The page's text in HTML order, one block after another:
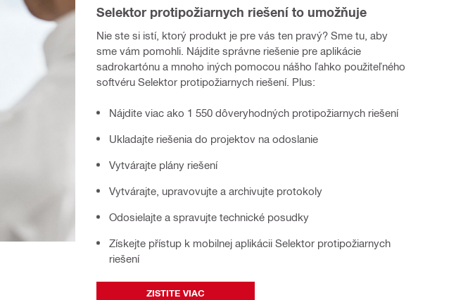
Selektor protipožiarnych riešení to umožňuje
Nie ste si istí, ktorý produkt je pre vás ten pravý? Sme tu, aby
sme vám pomohli. Nájdite správne riešenie pre aplikácie
sadrokartónu a mnoho iných pomocou nášho ľahko použiteľného
softvéru Selektor protipožiarnych riešení. Plus:
Nájdite viac ako 1 550 dôveryhodných protipožiarnych riešení
Ukladajte riešenia do projektov na odoslanie
Vytvárajte plány riešení
Vytvárajte, upravovujte a archivujte protokoly
Odosielajte a spravujte technické posudky
Získejte přístup k mobilnej aplikácii Selektor protipožiarnych
riešení
ZISTITE VIAC